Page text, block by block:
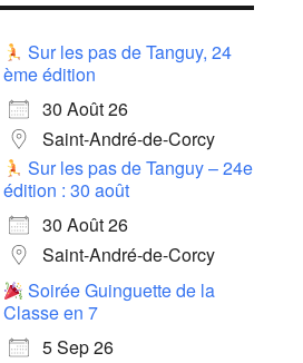
Sur les pas de Tanguy, 24
ème édition
30 Août 26
Saint-André-de-Corcy
Sur les pas de Tanguy – 24e
édition : 30 août
30 Août 26
Saint-André-de-Corcy
Soirée Guinguette de la
Classe en 7
5 Sep 26